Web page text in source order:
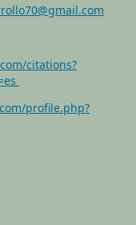
citations?
profile.php?